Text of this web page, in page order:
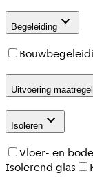
Begeleiding
Uitvoering
Isoleren
Vloer- en
Isolerend glas